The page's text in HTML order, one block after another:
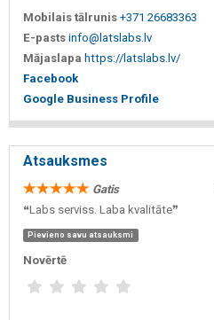
Mobilais tālrunis +371 26683363
E-pasts info@latslabs.lv
Mājaslapa https://latslabs.lv/
Facebook
Google Business Profile
Atsauksmes
Gatis
❝Labs serviss. Laba kvalitāte❞
Pievieno savu atsauksmi
Novērtē